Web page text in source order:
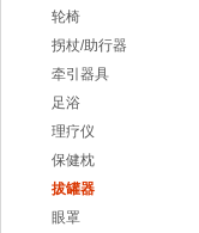
轮椅
拐杖/助行器
牵引器具
足浴
理疗仪
保健枕
拔罐器
眼罩